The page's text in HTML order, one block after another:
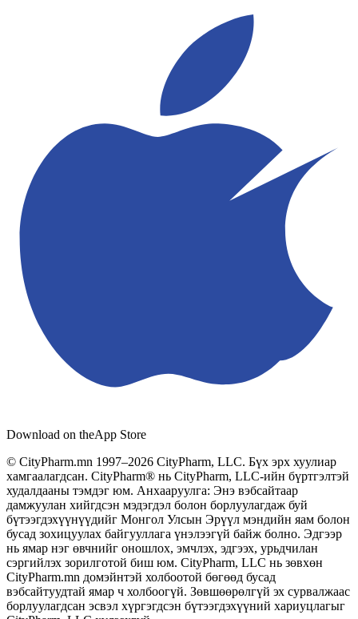
Download on theApp Store
© CityPharm.mn 1997–2026 CityPharm, LLC. Бүх эрх хуулиар
хамгаалагдсан. CityPharm® нь CityPharm, LLC-ийн бүртгэлтэй
худалдааны тэмдэг юм. Анхааруулга: Энэ вэбсайтаар
дамжуулан хийгдсэн мэдэгдэл болон борлуулагдаж буй
бүтээгдэхүүнүүдийг Монгол Улсын Эрүүл мэндийн яам болон
бусад зохицуулах байгууллага үнэлээгүй байж болно. Эдгээр
нь ямар нэг өвчнийг оношлох, эмчлэх, эдгээх, урьдчилан
сэргийлэх зорилготой биш юм. CityPharm, LLC нь зөвхөн
CityPharm.mn домэйнтэй холбоотой бөгөөд бусад
вэбсайтуудтай ямар ч холбоогүй. Зөвшөөрөлгүй эх сурвалжаас
борлуулагдсан эсвэл хүргэгдсэн бүтээгдэхүүний хариуцлагыг